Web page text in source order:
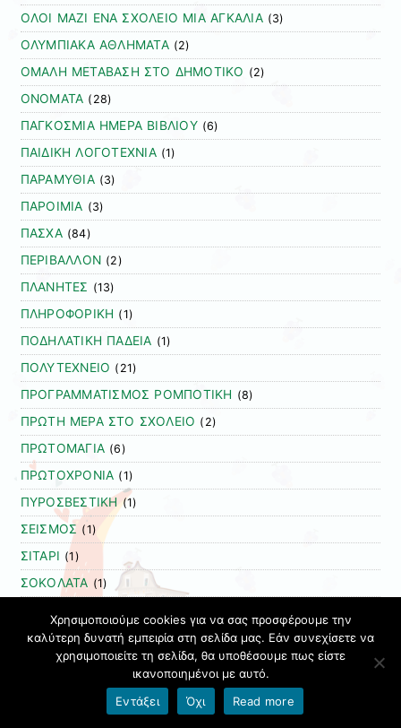
ΟΛΟΙ ΜΑΖΙ ΕΝΑ ΣΧΟΛΕΙΟ ΜΙΑ ΑΓΚΑΛΙΑ(3)
ΟΛΥΜΠΙΑΚΑ ΑΘΛΗΜΑΤΑ(2)
ΟΜΑΛΗ ΜΕΤΑΒΑΣΗ ΣΤΟ ΔΗΜΟΤΙΚΟ (2)
ΟΝΟΜΑΤΑ (28)
ΠΑΓΚΟΣΜΙΑ ΗΜΕΡΑ ΒΙΒΛΙΟΥ(6)
ΠΑΙΔΙΚΗ ΛΟΓΟΤΕΧΝΙΑ(1)
ΠΑΡΑΜΥΘΙΑ(3)
ΠΑΡΟΙΜΙΑ (3)
ΠΑΣΧΑ(84)
ΠΕΡΙΒΑΛΛΟΝ (2)
ΠΛΑΝΗΤΕΣ (13)
ΠΛΗΡΟΦΟΡΙΚΗ (1)
ΠΟΔΗΛΑΤΙΚΗ ΠΑΔΕΙΑ (1)
ΠΟΛΥΤΕΧΝΕΙΟ (21)
ΠΡΟΓΡΑΜΜΑΤΙΣΜΟΣ ΡΟΜΠΟΤΙΚΗ (8)
ΠΡΩΤΗ ΜΕΡΑ ΣΤΟ ΣΧΟΛΕΙΟ (2)
ΠΡΩΤΟΜΑΓΙΑ (6)
ΠΡΩΤΟΧΡΟΝΙΑ (1)
ΠΥΡΟΣΒΕΣΤΙΚΗ (1)
ΣΕΙΣΜΟΣ (1)
ΣΙΤΑΡΙ (1)
ΣΟΚΟΛΑΤΑ (1)
ΣΤΗ ΓΕΙΤΟΝΙΑ ΤΟΥ ΗΛΙΟΥ(6)
ΣΤΟΜΑΤΙΚΗ ΥΓΕΙΑ(1)
ΣΥΝΑΙΣΘΗΜΑΤΑ(2)
Χρησιμοποιούμε cookies για να σας προσφέρουμε την
καλύτερη δυνατή εμπειρία στη σελίδα μας. Εάν συνεχίσετε να
χρησιμοποιείτε τη σελίδα, θα υποθέσουμε πως είστε
ικανοποιημένοι με αυτό.
Εντάξει
Όχι Read more